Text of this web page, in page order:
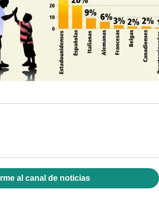
al canal de noticias